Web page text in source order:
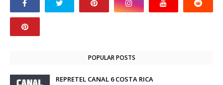
POPULAR POSTS
REPRETEL CANAL 6 COSTA RICA